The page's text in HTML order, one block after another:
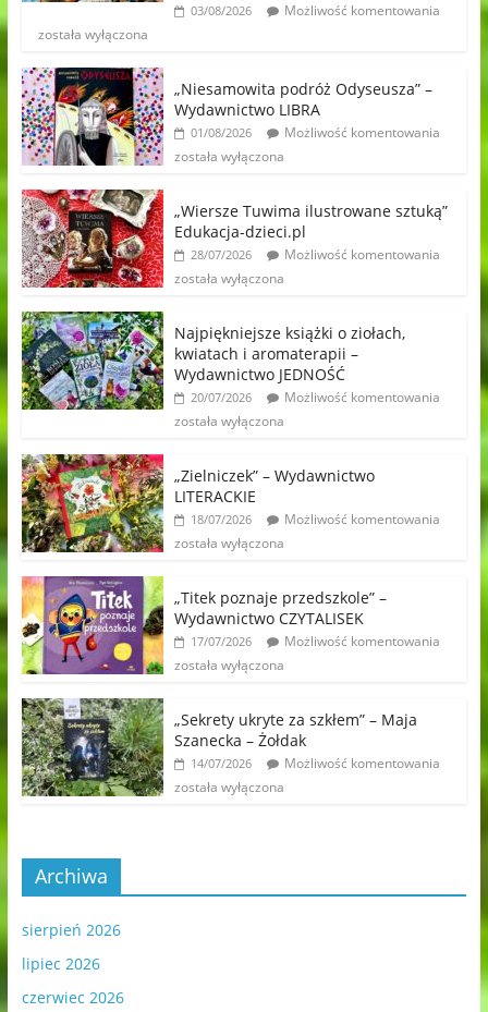
03/08/2026
Możliwość komentowania
została wyłączona
„Niesamowita podróż Odyseusza” –
Wydawnictwo LIBRA
01/08/2026
Możliwość komentowania
została wyłączona
„Wiersze Tuwima ilustrowane sztuką”
Edukacja-dzieci.pl
28/07/2026
Możliwość komentowania
została wyłączona
Najpiękniejsze książki o ziołach,
kwiatach i aromaterapii –
Wydawnictwo JEDNOŚĆ
20/07/2026
Możliwość komentowania
została wyłączona
„Zielniczek” – Wydawnictwo
LITERACKIE
18/07/2026
Możliwość komentowania
została wyłączona
„Titek poznaje przedszkole” –
Wydawnictwo CZYTALISEK
17/07/2026
Możliwość komentowania
została wyłączona
„Sekrety ukryte za szkłem” – Maja
Szanecka – Żołdak
14/07/2026
Możliwość komentowania
została wyłączona
Archiwa
sierpień 2026
lipiec 2026
czerwiec 2026